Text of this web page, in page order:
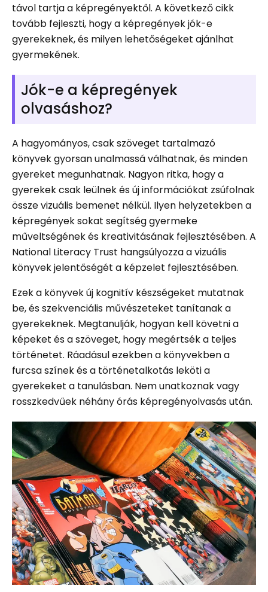
távol tartja a képregényektől. A következő cikk
tovább fejleszti, hogy a képregények jók-e
gyerekeknek, és milyen lehetőségeket ajánlhat
gyermekének.
Jók-e a képregények
olvasáshoz?
A hagyományos, csak szöveget tartalmazó
könyvek gyorsan unalmassá válhatnak, és minden
gyereket megunhatnak. Nagyon ritka, hogy a
gyerekek csak leülnek és új információkat zsúfolnak
össze vizuális bemenet nélkül. Ilyen helyzetekben a
képregények sokat segítség gyermeke
műveltségének és kreativitásának fejlesztésében. A
National Literacy Trust hangsúlyozza a vizuális
könyvek jelentőségét a képzelet fejlesztésében.
Ezek a könyvek új kognitív készségeket mutatnak
be, és szekvenciális művészeteket tanítanak a
gyerekeknek. Megtanulják, hogyan kell követni a
képeket és a szöveget, hogy megértsék a teljes
történetet. Ráadásul ezekben a könyvekben a
furcsa színek és a történetalkotás leköti a
gyerekeket a tanulásban. Nem unatkoznak vagy
rosszkedvűek néhány órás képregényolvasás után.